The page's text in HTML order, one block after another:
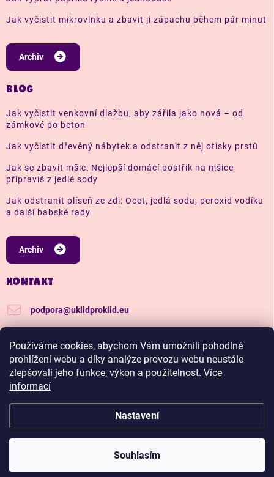
Používáme cookies, abychom Vám umožnili pohodlné
prohlížení webu a díky analýze provozu webu neustále
zlepšovali jeho funkce, výkon a použitelnost. Více
informací
Nastavení
Souhlasím
Hadříkománie, čím víc nakoupíš, tím větší slevu budeš
Jak vyčistit mikrovlnku a zbavit ji zápachu během pár minut
Archiv
BLOG
Jak vyčistit venkovní dlažbu, aby zářila jako nová – od
zámkové po beton
Jak vyčistit dřevěný nábytek a odstranit z něj otisky prstů
Jak se zbavit mšic: Nejlepší domácí postřik na mšice
připravíš z jedlé sody
Jak odstranit plíseň ze zdi: Ocet, jedlá soda, peroxid vodíku
a další babské rady
Archiv
KONTAKT
podpora@uklidproklid.eu
Další tipy a triky, jak na úklid pro klid
uklidproklid/
Copyright 2026Úklid pro klid. Všechna práva vyhrazena.Upravit nastavení
cookies